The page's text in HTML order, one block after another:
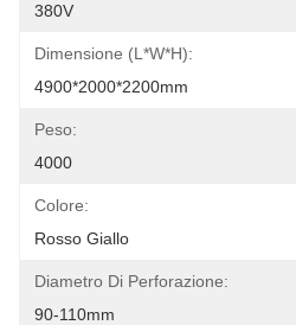
380V
Dimensione (l*w*h):
4900*2000*2200mm
Peso:
4000
Colore:
Rosso Giallo
Diametro Di Perforazione:
90-110mm